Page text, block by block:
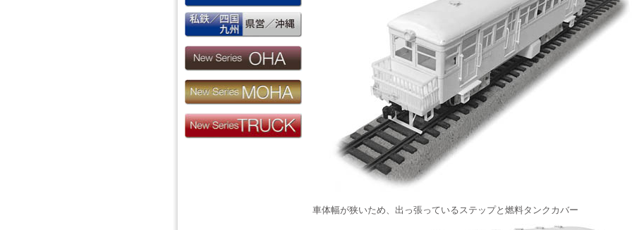
車体幅が狭いため、出っ張っているステップと燃料タンクカバー